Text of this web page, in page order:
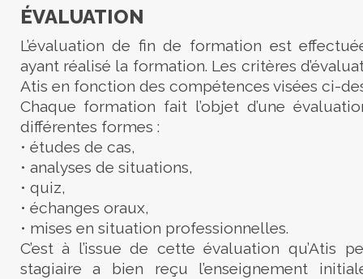
ÉVALUATION
L’évaluation de fin de formation est
ayant réalisé la formation. Les critères
Atis en fonction des compétences visées ci-
Chaque formation fait l’objet d’une
différentes formes :
• études de cas,
• analyses de situations,
• quiz,
• échanges oraux,
• mises en situation professionnelles.
C’est à l’issue de cette évaluation qu’Atis
stagiaire a bien reçu l’enseignement